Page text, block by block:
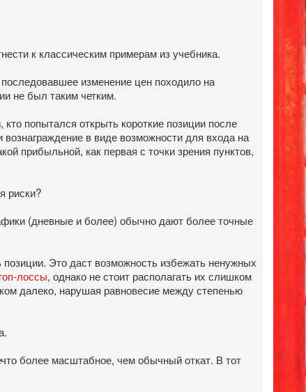
к классическим примерам из учебника.
изменение цен походило на
не был таким четким.
попытался открыть короткие позиции после
в виде возможности для входа на
прибыльной, как первая с точки зрения пунктов,
риски?
(дневные и более) обычно дают более точные
Это даст возможность избежать ненужных
лоссы, однако не стоит располагать их слишком
далеко, нарушая равновесие между степенью
более масштабное, чем обычный откат. В тот